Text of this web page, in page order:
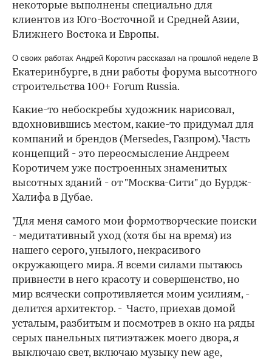
некоторые выполнены специально для
клиентов из Юго-Восточной и Средней Азии,
Ближнего Востока и Европы.
О своих работах Андрей Коротич рассказал на прошлой неделе в
Екатеринбурге, в дни работы форума высотного
строительства 100+ Forum Russia.
Какие-то небоскребы художник нарисовал,
вдохновившись местом, какие-то придумал для
компаний и брендов (Mersedes, Газпром). Часть
концепций - это переосмысление Андреем
Коротичем уже построенных знаменитых
высотных зданий - от "Москва-Сити" до Бурдж-
Халифа в Дубае.
"Для меня самого мои формотворческие поиски
- медитативный уход (хотя бы на время) из
нашего серого, унылого, некрасивого
окружающего мира. Я всеми силами пытаюсь
привнести в него красоту и совершенство, но
мир всячески сопротивляется моим усилиям, -
делится архитектор. - Часто, приехав домой
усталым, разбитым и посмотрев в окно на ряды
серых панельных пятиэтажек моего двора, я
выключаю свет, включаю музыку new age,